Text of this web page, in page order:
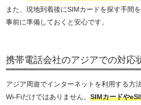
また、現地到着後にSIMカードを探す手間
事前に準備しておくと安心です。
携帯電話会社のアジアでの対応
アジア周遊でインターネットを利用する方
Wi-Fiだけではありません。 SIMカードや